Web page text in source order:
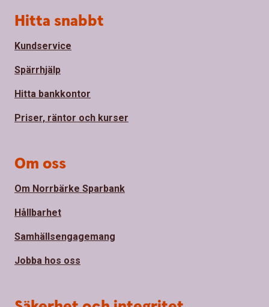
Sidfot
Hitta snabbt
Kundservice
Spärrhjälp
Hitta bankkontor
Priser, räntor och kurser
Om oss
Om Norrbärke Sparbank
Hållbarhet
Samhällsengagemang
Jobba hos oss